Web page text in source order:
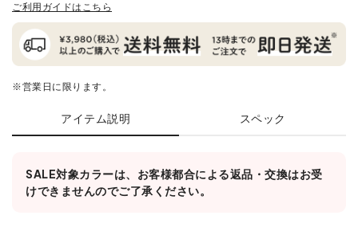
ご利用ガイドはこちら
※営業日に限ります。
アイテム説明 スペック
SALE対象カラーは、お客様都合による返品・交換はお受
けできませんのでご了承ください。